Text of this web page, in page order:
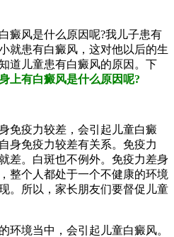
风是什么原因呢?我儿子患有
就患有白癜风，这对他以后的生
道儿童患有白癜风的原因。下
上有白癜风是什么原因呢?
疫力较差，会引起儿童白癜
身免疫力较差有关系。免疫力
差。白斑也不例外。免疫力差身
整个人都处于一个不健康的环境
。所以，家长朋友们要督促儿童
境当中，会引起儿童白癜风。